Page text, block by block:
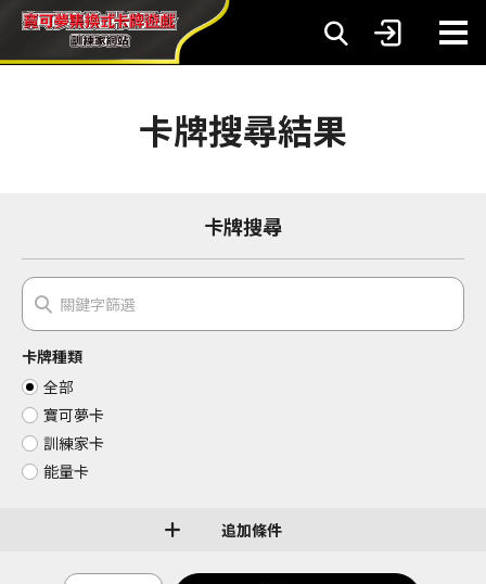
卡牌搜尋結果
卡牌搜尋
卡牌種類
全部
寶可夢卡
訓練家卡
能量卡
追加條件